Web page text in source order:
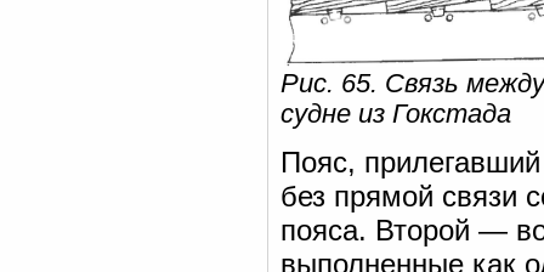
Рис. 65. Связь
судне из Гокстада
Пояс,
без прямой связи
пояса. Второй —
выполненные как